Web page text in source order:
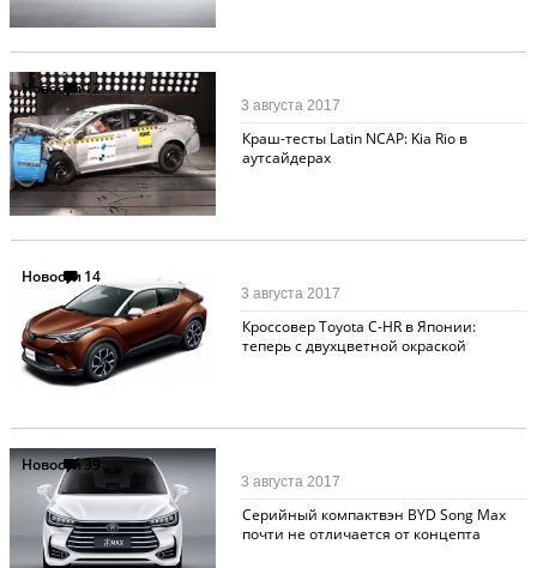
Новости12
Краш-тесты Latin NCAP: Kia Rio в
аутсайдерах
3 августа 2017
Новости14
Кроссовер Toyota C-HR в Японии:
теперь с двухцветной окраской
3 августа 2017
Новости39
Серийный компактвэн BYD Song Max
почти не отличается от концепта
3 августа 2017